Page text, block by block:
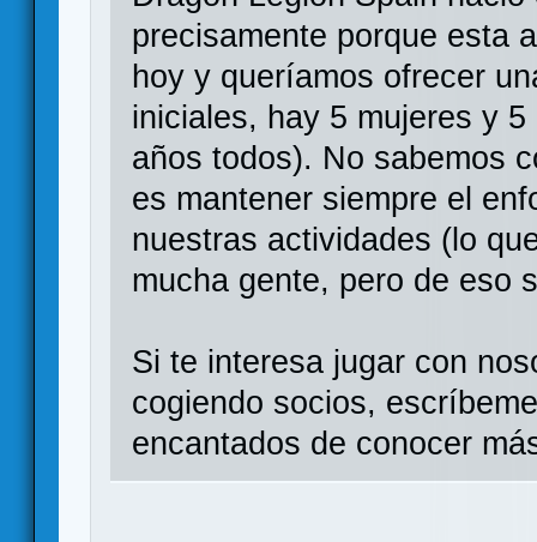
precisamente porque esta
hoy y queríamos ofrecer
iniciales, hay 5 mujeres y
años todos). No sabemos
es mantener siempre el
nuestras actividades (lo
mucha gente, pero de eso
Si te interesa jugar con
cogiendo socios,
encantados de conocer